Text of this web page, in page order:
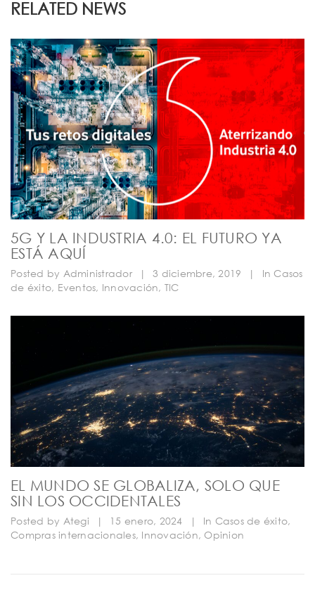
RELATED NEWS
5G Y LA INDUSTRIA 4.0: EL FUTURO YA
ESTÁ AQUÍ
Posted by Administrador | 3 diciembre, 2019 | In Casos
de éxito, Eventos, Innovación, TIC
EL MUNDO SE GLOBALIZA, SOLO QUE
SIN LOS OCCIDENTALES
Posted by Ategi | 15 enero, 2024 | In Casos de éxito,
Compras internacionales, Innovación, Opinion